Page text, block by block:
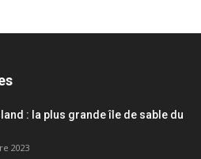
: la plus grande île de sable du
2023